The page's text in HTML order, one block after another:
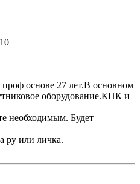
основе 27 лет.В основном
оборудование.КПК и
необходимым. Будет
ру или личка.